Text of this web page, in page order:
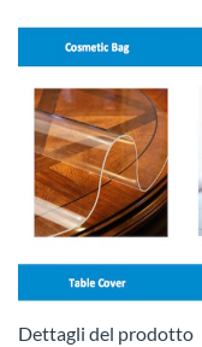
Dettagli del prodotto